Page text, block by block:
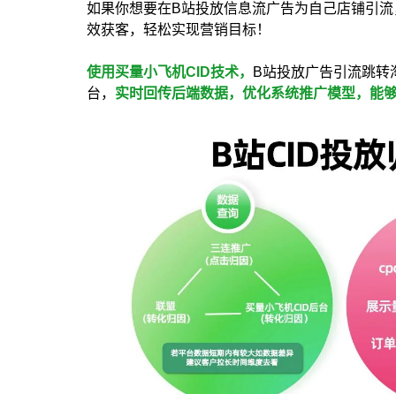
如果你想要在B站投放信息流广告为自己店铺引
效获客，轻松实现营销目标！
使用买量小飞机CID技术，
B站投放广告引流跳
台， 实时回传后端数据，优化系统推广模型，能